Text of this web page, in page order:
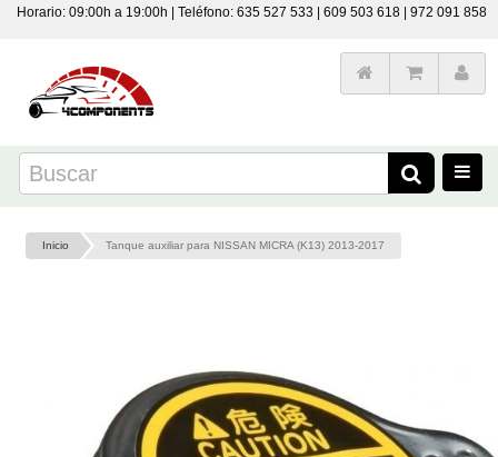
Horario: 09:00h a 19:00h | Teléfono: 635 527 533 | 609 503 618 | 972 091 858
Inicio Tanque auxiliar para NISSAN MICRA (K13) 2013-2017